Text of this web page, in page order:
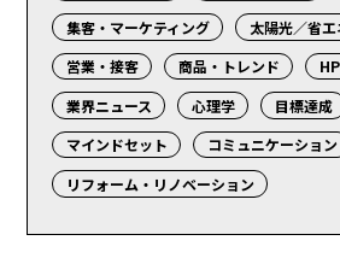
集客・マーケティング
太陽光／省
営業・接客
商品・トレンド
業界ニュース
心理学
目標達成
マインドセット
コミュニケーション
リフォーム・リノベーション